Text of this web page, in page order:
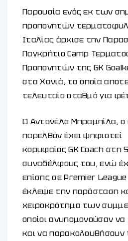
Παρουσία ενός εκ των
προπονητών
Ιταλίας άρχισε την
Παγκρήτιο Camp
Προπονητών της GK
στα Χανιά, τα οποία
τελευταίο σταθμό για
Ο Αντονέλο Μπραμπίλα, ο
παρελθόν έχει ψηφιστεί
κορυφαίος GK Coach στη
συναδέλφους του, ενώ
επίσης σε Premier League
έκλεψε την παράσταση
χειροκρότημα των
οποίοι ανυπομονούσαν
και να παρακολουθήσουν